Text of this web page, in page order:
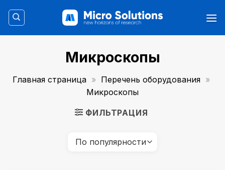
Микроскопы
Главная страница » Перечень оборудования »
Микроскопы
ФИЛЬТРАЦИЯ